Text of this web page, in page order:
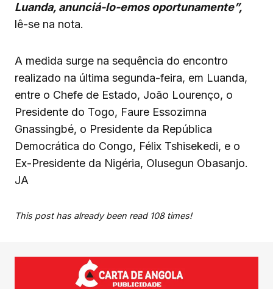
Luanda, anunciá-lo-emos oportunamente”,
lê-se na nota.
A medida surge na sequência do encontro
realizado na última segunda-feira, em Luanda,
entre o Chefe de Estado, João Lourenço, o
Presidente do Togo, Faure Essozimna
Gnassingbé, o Presidente da República
Democrática do Congo, Félix Tshisekedi, e o
Ex-Presidente da Nigéria, Olusegun Obasanjo.
JA
This post has already been read 108 times!